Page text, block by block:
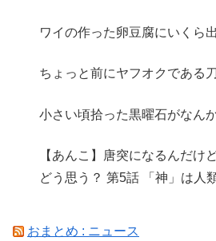
ワイの作った卵豆腐にいくら
ちょっと前にヤフオクである
小さい頃拾った黒曜石がなん
【あんこ】唐突になるんだけ
どう思う？ 第5話 「神」は人
おまとめ : ニュース